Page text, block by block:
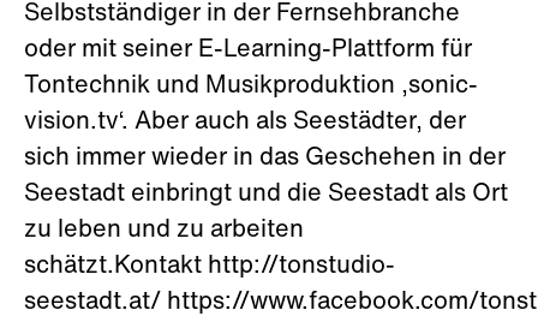
Selbstständiger in der Fernsehbranche
oder mit seiner E-Learning-Plattform für
Tontechnik und Musikproduktion ‚sonic-
vision.tv‘. Aber auch als Seestädter, der
sich immer wieder in das Geschehen in der
Seestadt einbringt und die Seestadt als Ort
zu leben und zu arbeiten
schätzt.Kontakt http://tonstudio-
seestadt.at/ https://www.facebook.com/